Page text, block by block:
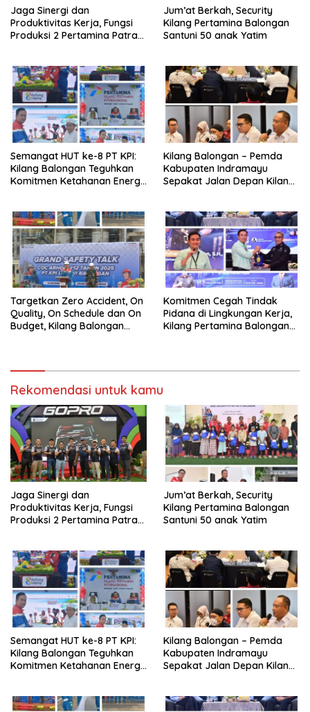
Jaga Sinergi dan
Produktivitas Kerja, Fungsi
Produksi 2 Pertamina Patra
Jum’at Berkah, Security
Kilang Pertamina Balongan
Santuni 50 anak Yatim
Semangat HUT ke-8 PT KPI:
Kilang Balongan Teguhkan
Komitmen Ketahanan Energi
Yayasan Pendidikan
Kilang Balongan – Pemda
Kabupaten Indramayu
Sepakat Jalan Depan Kilang
Sukaurip-Sukareja
Targetkan Zero Accident, On
Quality, On Schedule dan On
Budget, Kilang Balongan
Komitmen Cegah Tindak
Pidana di Lingkungan Kerja,
Kilang Pertamina Balongan
Rekomendasi untuk kamu
Jaga Sinergi dan
Produktivitas Kerja, Fungsi
Produksi 2 Pertamina Patra
Jum’at Berkah, Security
Kilang Pertamina Balongan
Santuni 50 anak Yatim
Semangat HUT ke-8 PT KPI:
Kilang Balongan Teguhkan
Komitmen Ketahanan Energi
Yayasan Pendidikan
Kilang Balongan – Pemda
Kabupaten Indramayu
Sepakat Jalan Depan Kilang
Sukaurip-Sukareja